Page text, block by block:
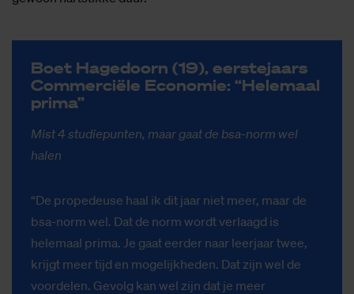
Boet Ha­ge­doorn (19), eer­ste­jaars
Com­mer­ci­ë­le Eco­no­mie: “He­le­maal
pri­ma”
Mist 4 studiepunten, maar gaat de bsa-norm wel
halen
“De propedeuse haal ik dit jaar niet meer, maar de
bsa-norm wel. Dat de norm wordt verlaagd is
helemaal prima. Je gaat eerder naar leerjaar twee,
krijgt meer tijd en mogelijkheden. Dat zijn wel de
voordelen. Gevolg kan wel zijn dat je meer